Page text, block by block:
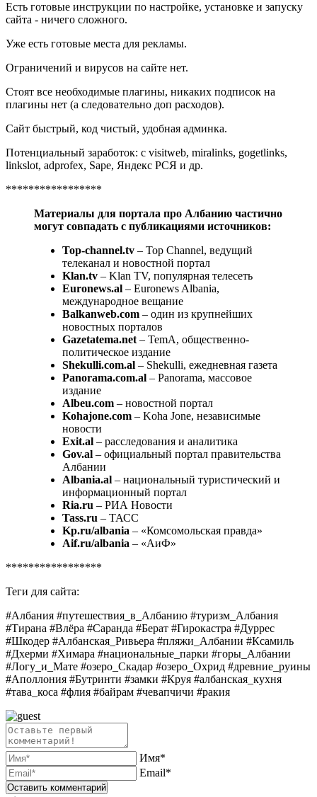
Есть готовые инструкции по настройке, установке и запуску
сайта - ничего сложного.
Уже есть готовые места для рекламы.
Ограничений и вирусов на сайте нет.
Стоят все необходимые плагины, никаких подписок на
плагины нет (а следовательно доп расходов).
Сайт быстрый, код чистый, удобная админка.
Потенциальный заработок: с visitweb, miralinks, gogetlinks,
linkslot, adprofex, Sape, Яндекс РСЯ и др.
*****************
Материалы для портала про Албанию частично
могут совпадать с публикациями источников:
Top-channel.tv – Top Channel, ведущий
телеканал и новостной портал
Klan.tv – Klan TV, популярная телесеть
Euronews.al – Euronews Albania,
международное вещание
Balkanweb.com – один из крупнейших
новостных порталов
Gazetatema.net – TemA, общественно-
политическое издание
Shekulli.com.al – Shekulli, ежедневная газета
Panorama.com.al – Panorama, массовое
издание
Albeu.com – новостной портал
Kohajone.com – Koha Jone, независимые
новости
Exit.al – расследования и аналитика
Gov.al – официальный портал правительства
Албании
Albania.al – национальный туристический и
информационный портал
Ria.ru – РИА Новости
Tass.ru – ТАСС
Kp.ru/albania – «Комсомольская правда»
Aif.ru/albania – «АиФ»
*****************
Теги для сайта:
#Албания #путешествия_в_Албанию #туризм_Албания
#Тирана #Влёра #Саранда #Берат #Гирокастра #Дуррес
#Шкодер #Албанская_Ривьера #пляжи_Албании #Ксамиль
#Дхерми #Химара #национальные_парки #горы_Албании
#Логу_и_Мате #озеро_Скадар #озеро_Охрид #древние_руины
#Аполлония #Бутринти #замки #Круя #албанская_кухня
#тава_коса #флия #байрам #чевапчичи #ракия
Имя*
Email*